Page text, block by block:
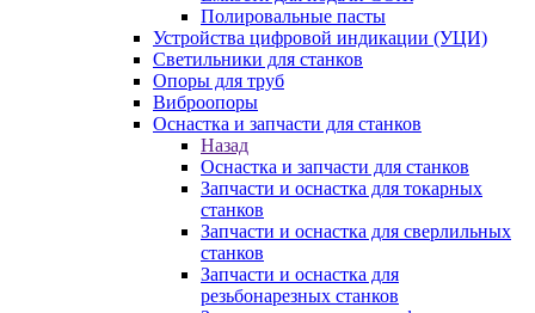
Полировальные пасты
Устройства цифровой индикации (УЦИ)
Светильники для станков
Опоры для труб
Виброопоры
Оснастка и запчасти для станков
Назад
Оснастка и запчасти для станков
Запчасти и оснастка для токарных
станков
Запчасти и оснастка для сверлильных
станков
Запчасти и оснастка для
резьбонарезных станков